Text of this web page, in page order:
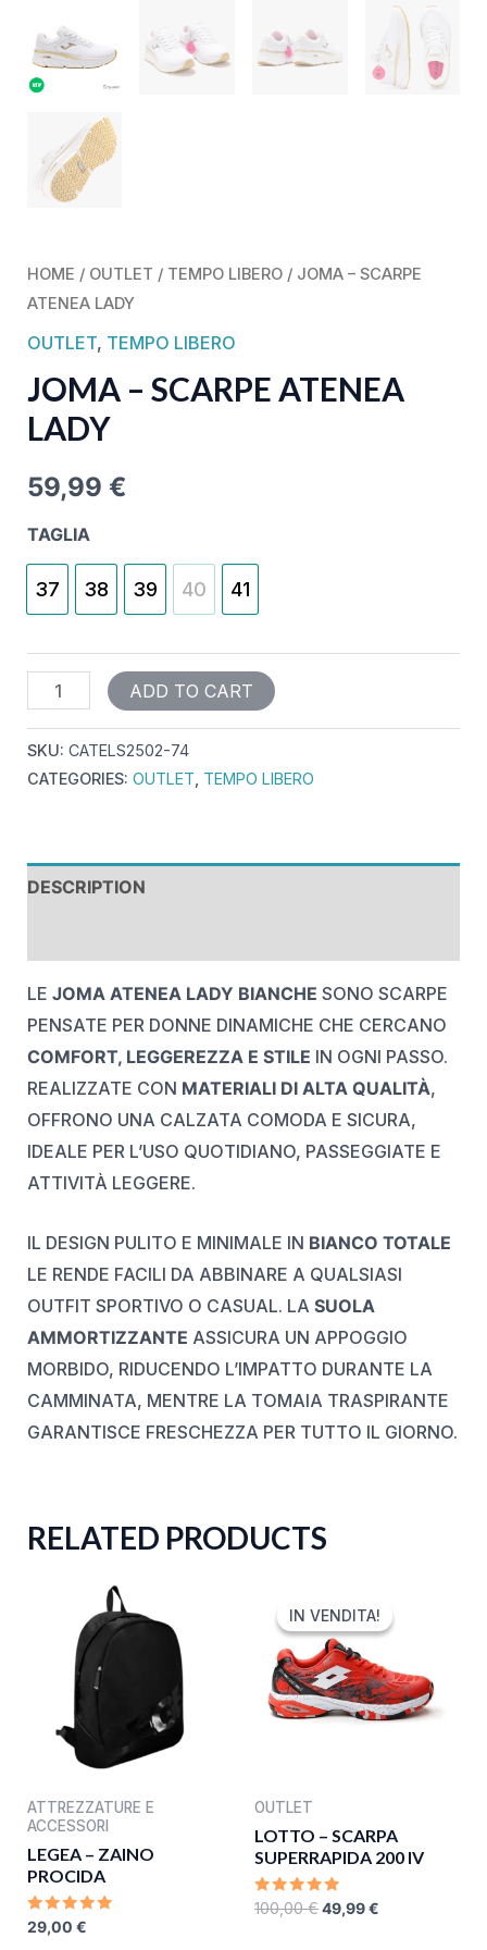
HOME / OUTLET / TEMPO LIBERO/ JOMA – SCARPE
ATENEA LADY
OUTLET, TEMPO LIBERO
JOMA – SCARPE ATENEA
LADY
59,99 €
TAGLIA
37 38 39 40 41
ADD TO CART
SKU: CATELS2502-74
CATEGORIES: OUTLET, TEMPO LIBERO
DESCRIPTION
LE JOMA ATENEA LADY BIANCHE SONO SCARPE
PENSATE PER DONNE DINAMICHE CHE CERCANO
COMFORT, LEGGEREZZA E STILE IN OGNI PASSO.
REALIZZATE CON MATERIALI DI ALTA QUALITÀ,
OFFRONO UNA CALZATA COMODA E SICURA,
IDEALE PER L’USO QUOTIDIANO, PASSEGGIATE E
ATTIVITÀ LEGGERE.
IL DESIGN PULITO E MINIMALE IN BIANCO TOTALE
LE RENDE FACILI DA ABBINARE A QUALSIASI
OUTFIT SPORTIVO O CASUAL. LA SUOLA
AMMORTIZZANTE ASSICURA UN APPOGGIO
MORBIDO, RIDUCENDO L’IMPATTO DURANTE LA
CAMMINATA, MENTRE LA TOMAIA TRASPIRANTE
GARANTISCE FRESCHEZZA PER TUTTO IL GIORNO.
RELATED PRODUCTS
ATTREZZATURE E
ACCESSORI
LEGEA – ZAINO
PROCIDA
RATED
29,00 €
IN VENDITA!
IN VENDITA!
OUTLET
LOTTO – SCARPA
SUPERRAPIDA 200 IV
RATED
100,00€
PRICE
WAS:
100,00 €.
49,99€
PRICE
IS: